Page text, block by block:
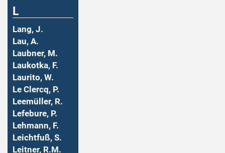
L
Lang, J.
Lau, A.
Laubner, M.
Laukotka, F.
Laurito, W.
Le Clercq, P.
Leemüller, R.
Lefebure, P.
Lehmann, F.
Leichtfuß, S.
Leitner, R.M.